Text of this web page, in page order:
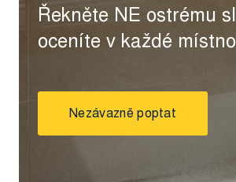
Řekněte NE ostrému
oceníte v každé
Nezávazně poptat